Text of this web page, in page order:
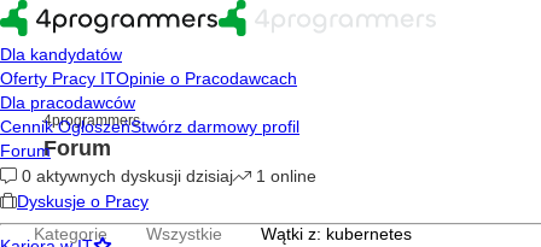
4programmers
Forum
Kategorie Wszystkie Wątki z: kubernetes